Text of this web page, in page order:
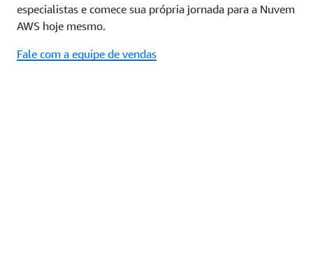
especialistas e comece sua própria jornada para a Nuvem
AWS hoje mesmo.
Fale com a equipe de vendas